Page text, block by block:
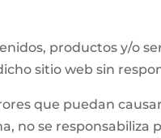
productos y/o
sitio web sin
que puedan
no se responsabiliza